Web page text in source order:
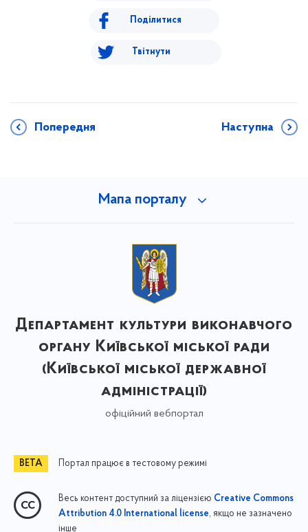
Поділитися
Твітнути
Попередня Наступна
Мапа порталу
Департамент культури виконавчого
органу Київської міської ради
(Київської міської державної
адміністрації)
офіційний вебпортал
Портал працює в тестовому режимі
Весь контент доступний за ліцензією Creative Commons
Attribution 4.0 International license, якщо не зазначено
інше